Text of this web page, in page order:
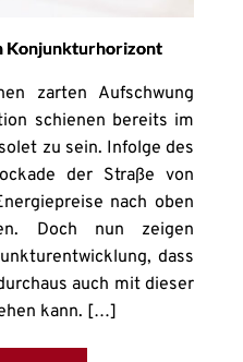
Konjunkturhorizont
zarten Aufschwung
schienen bereits im
zu sein. Infolge des
der Straße von
nach oben
Doch nun zeigen
dass
auch mit dieser
kann. […]